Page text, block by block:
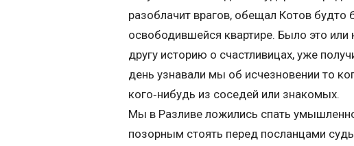
разоблачит врагов, обещал Котов
освободившейся квартире. Было это
другу историю о счастливицах, уже
день узнавали мы об исчезновении то
кого‑нибудь из соседей или знакомых.
Мы в Разливе ложились спать
позорным стоять перед посланцами